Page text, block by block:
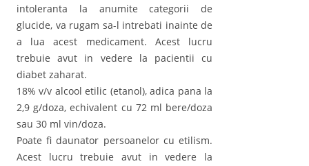
intoleranta la anumite categorii de
glucide, va rugam sa-l intrebati inainte de
a lua acest medicament. Acest lucru
trebuie avut in vedere la pacientii cu
diabet zaharat.
18% v/v alcool etilic (etanol), adica pana la
2,9 g/doza, echivalent cu 72 ml bere/doza
sau 30 ml vin/doza.
Poate fi daunator persoanelor cu etilism.
Acest lucru trebuie avut in vedere la